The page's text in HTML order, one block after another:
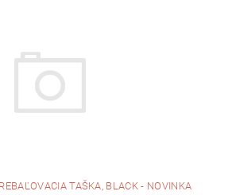
TAŠKA, BLACK - NOVINKA